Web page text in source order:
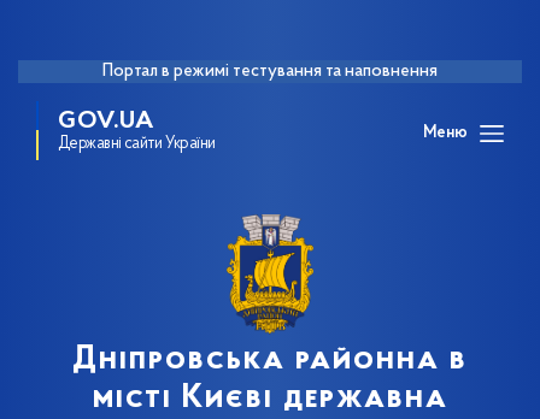
Портал в режимі тестування та наповнення
GOV.UA
Державні сайти України
Меню
Дніпровська районна в
місті Києві державна